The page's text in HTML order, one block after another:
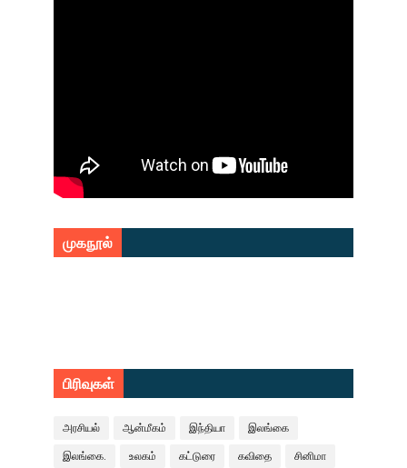
முகநூல்
பிரிவுகள்
அரசியல் ஆன்மீகம் இந்தியா இலங்கை
இலங்கை. உலகம் கட்டுரை கவிதை சினிமா